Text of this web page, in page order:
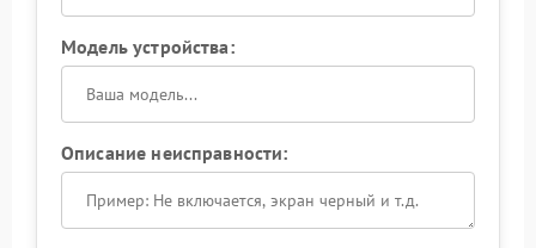
Модель устройства:
Описание неисправности: